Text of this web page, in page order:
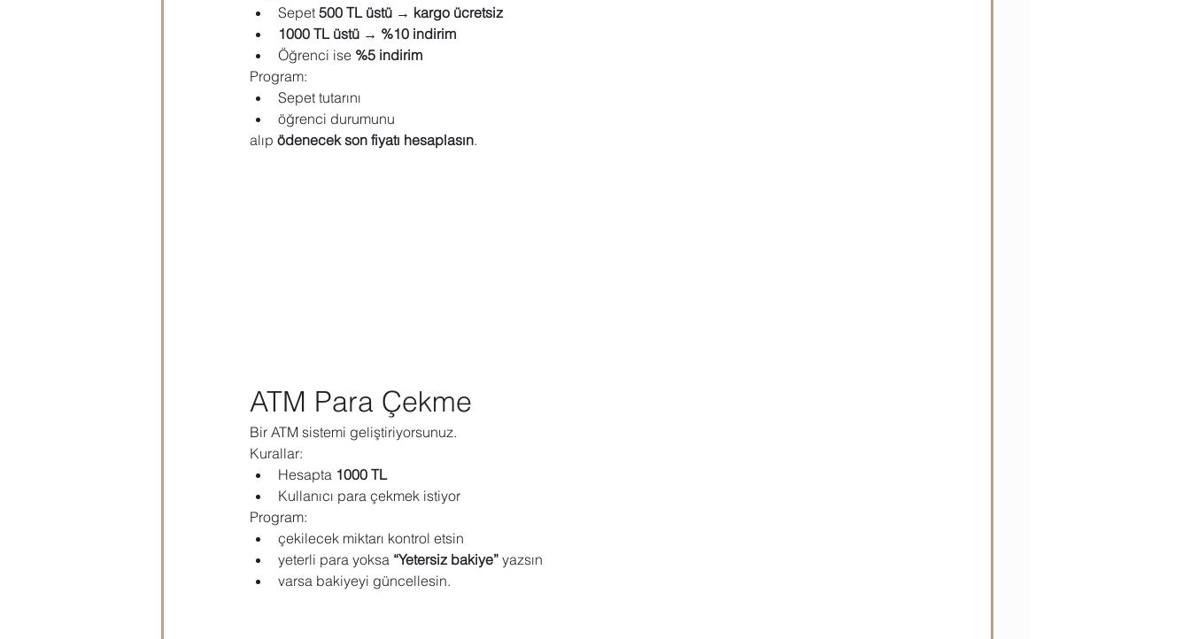
Sepet 500 TL üstü → kargo ücretsiz
1000 TL üstü → %10 indirim
Öğrenci ise %5 indirim
Program:
Sepet tutarını
öğrenci durumunu
alıp ödenecek son fiyatı hesaplasın.
ATM Para Çekme
Bir ATM sistemi geliştiriyorsunuz.
Kurallar:
Hesapta 1000 TL
Kullanıcı para çekmek istiyor
Program:
çekilecek miktarı kontrol etsin
yeterli para yoksa “Yetersiz bakiye” yazsın
varsa bakiyeyi güncellesin.